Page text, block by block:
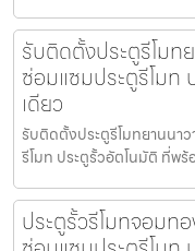
รับติดตั้งประตูรีโมท
ซ่อมแซมประตูรีโมท
เดียว
รับติดตั้งประตูรีโมทยานนา
รีโมท ประตูรั้วอัตโนมัติ ที่พ
ประตูรั้วรีโมทจอมท